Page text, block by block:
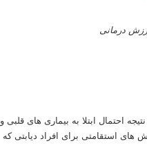
درمانی
احتمال ابتلا به بیماری های قلبی و
های استقامتی برای افراد دیابتی که